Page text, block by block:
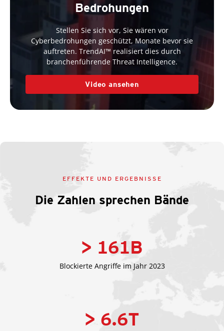
Bedrohungen
Stellen Sie sich vor, Sie wären vor
Cyberbedrohungen geschützt, Monate bevor sie
auftreten. TrendAI™ realisiert dies durch
branchenführende Threat Intelligence.
Video ansehen
EFFEKTE UND ERGEBNISSE
Die Zahlen sprechen Bände
> 161B
Blockierte Angriffe im Jahr 2023
> 6.6T